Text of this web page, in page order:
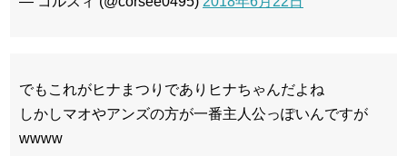
でもこれがヒナまつりでありヒナちゃんだよね
しかしマオやアンズの方が一番主人公っぽいんですが
wwww